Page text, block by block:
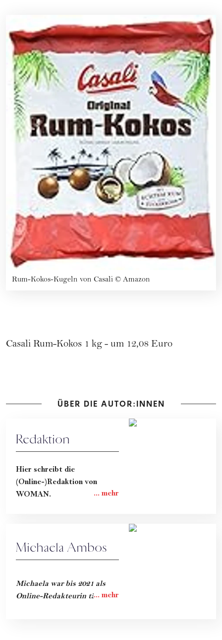
Rum-Kokos-Kugeln von Casali © Amazon
Casali Rum-Kokos 1 kg - um 12,08 Euro
ÜBER DIE AUTOR:INNEN
Redaktion
Hier schreibt die
(Online-)Redaktion von
WOMAN.
Michaela Ambos
Michaela war bis 2021 als
Online-Redakteurin tätig.